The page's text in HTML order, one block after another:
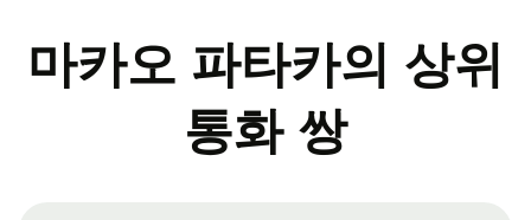
마카오 파타카의 상위
통화 쌍